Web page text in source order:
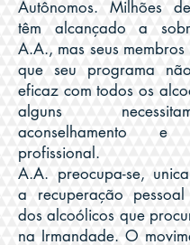
Autônomos. Milhões
têm alcançado a
A.A., mas seus membros
que seu programa
eficaz com todos os
alguns
aconselhamento e
profissional.
A.A. preocupa-se,
a recuperação
dos alcoólicos que
na Irmandade. O